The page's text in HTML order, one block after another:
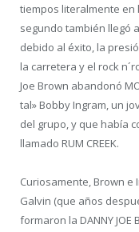
tiempos literalmente en
segundo también llegó
debido al éxito, la
la carretera y el rock
Joe Brown abandonó
tal» Bobby Ingram, un
del grupo, y que había
llamado RUM CREEK.
Curiosamente, Brown e
Galvin (que años
formaron la DANNY